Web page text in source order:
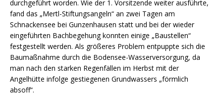
durchgeführt worden. Wie der 1. Vorsitzende weiter ausführte,
fand das „Mertl-Stiftungsangeln“ an zwei Tagen am
Schnackensee bei Gunzenhausen statt und bei der wieder
eingeführten Bachbegehung konnten einige „Baustellen“
festgestellt werden. Als größeres Problem entpuppte sich die
Baumaßnahme durch die Bodensee-Wasserversorgung, da
man nach den starken Regenfällen im Herbst mit der
Angelhütte infolge gestiegenen Grundwassers „förmlich
absoff“.